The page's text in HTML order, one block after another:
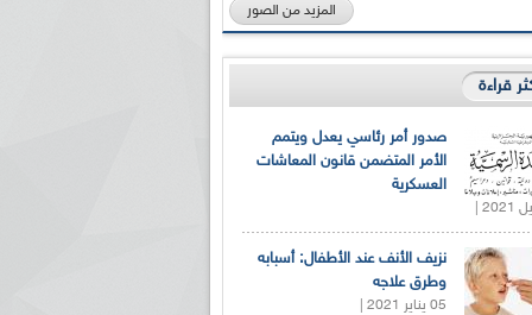
المزيد من الصور
قراءة
صدور أمر رئاسي يعدل ويتمم
الأمر المتضمن قانون المعاشات
العسكرية
نزيف الأنف عند الأطفال: أسبابه
وطرق علاجه
05 يناير 2021 |